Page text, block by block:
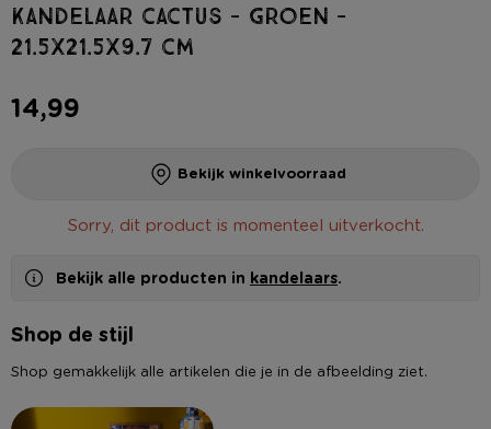
Kandelaar cactus - groen -
21.5x21.5x9.7 cm
14,99
Bekijk winkelvoorraad
Sorry, dit product is momenteel uitverkocht.
Bekijk alle producten in kandelaars.
Shop de stijl
Shop gemakkelijk alle artikelen die je in de afbeelding ziet.